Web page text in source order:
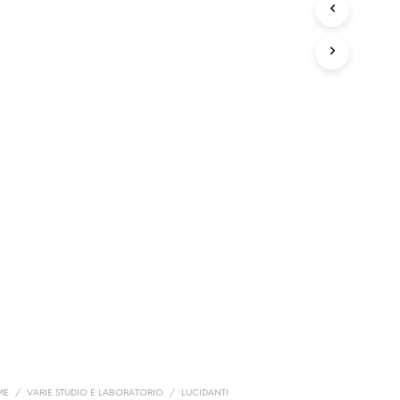
/ VARIE STUDIO E LABORATORIO / LUCIDANTI